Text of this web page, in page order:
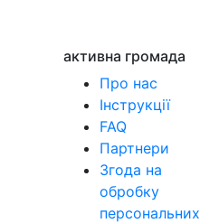
активна громада
Про нас
Інструкції
FAQ
Партнери
Згода на
обробку
персональних